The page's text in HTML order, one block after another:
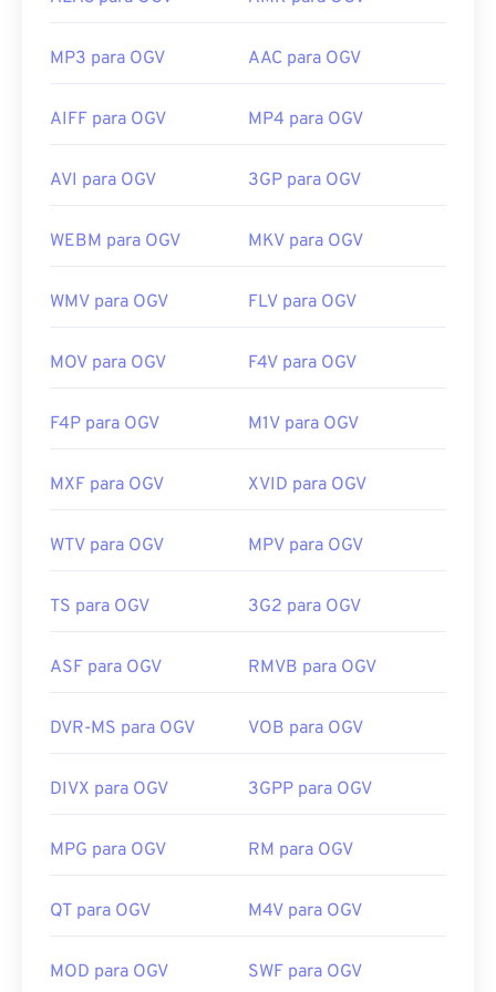
00 00
00 00
MP3 para OGV AAC para OGV
AIFF para OGV MP4 para OGV
AVI para OGV 3GP para OGV
WEBM para OGV MKV para OGV
WMV para OGV FLV para OGV
MOV para OGV F4V para OGV
F4P para OGV M1V para OGV
MXF para OGV XVID para OGV
WTV para OGV MPV para OGV
TS para OGV 3G2 para OGV
ASF para OGV RMVB para OGV
DVR-MS para OGV VOB para OGV
DIVX para OGV 3GPP para OGV
MPG para OGV RM para OGV
QT para OGV M4V para OGV
MOD para OGV SWF para OGV